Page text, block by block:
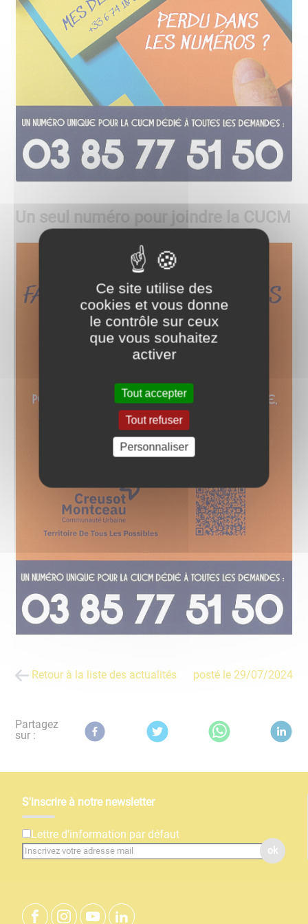
Un seul numéro pour joindre la CUCM
Retour à la liste des actualités posté le 29/07/2024
Partagez
sur :
S'inscrire à notre newsletter
Lettre d'information par défaut
ok
Ce site utilise des
cookies et vous donne
le contrôle sur ceux
que vous souhaitez
activer
Tout accepter
Tout refuser
Personnaliser